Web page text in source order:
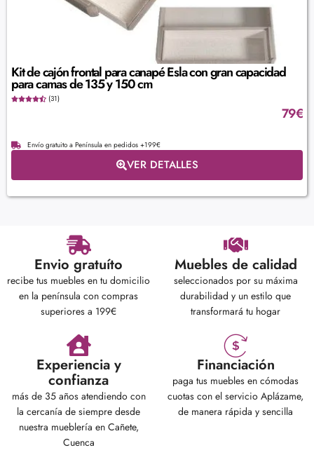
Kit de cajón frontal para canapé Esla con gran capacidad
para camas de 135 y 150 cm
(31)
79€
Envío gratuito a Península en pedidos +199€
VER DETALLES
Envio gratuíto
recibe tus muebles en tu domicilio
en la península con compras
superiores a 199€
Muebles de calidad
seleccionados por su máxima
durabilidad y un estilo que
transformará tu hogar
Experiencia y
confianza
más de 35 años atendiendo con
la cercanía de siempre desde
nuestra mueblería en Cañete,
Cuenca
Financiación
paga tus muebles en cómodas
cuotas con el servicio Aplázame,
de manera rápida y sencilla